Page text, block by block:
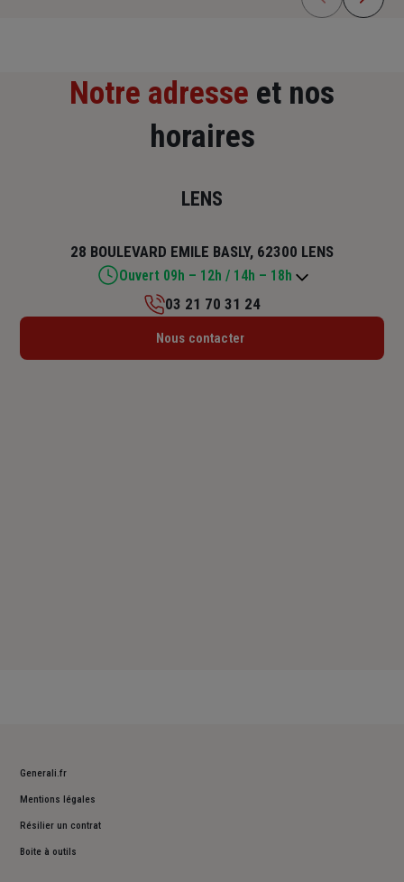
Notre adresse et nos
horaires
LENS
28 BOULEVARD EMILE BASLY, 62300 LENS
Ouvert 09h – 12h / 14h – 18h
Lundi : 14h – 18h
03 21 70 31 24
Nous contacter
Generali.fr
Mentions légales
Résilier un contrat
Boite à outils